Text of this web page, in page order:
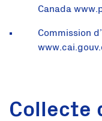
Canada
Commission
Collecte